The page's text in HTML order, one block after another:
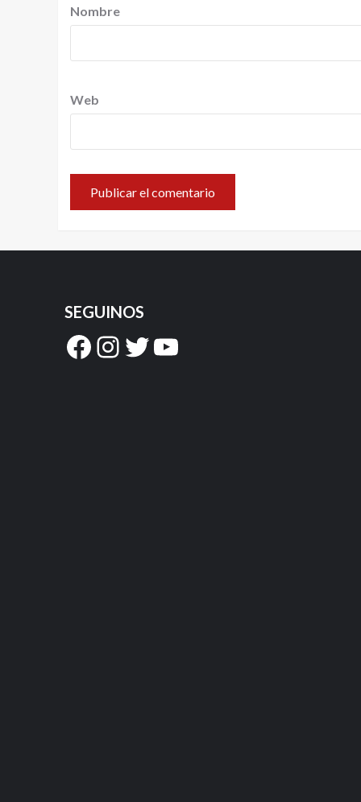
Nombre
Web
SEGUINOS
Facebook
Instagram
Twitter
YouTube